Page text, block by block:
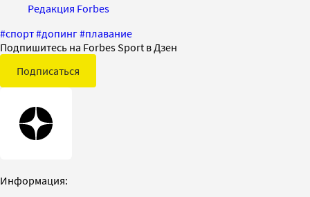
Редакция Forbes
#спорт#допинг#плавание
Подпишитесь на Forbes Sport в Дзен
Подписаться
Информация: